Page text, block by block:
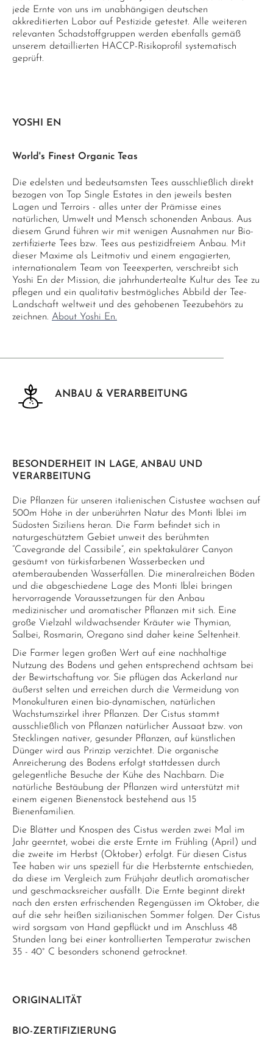
jede Ernte von uns im unabhängigen deutschen
akkreditierten Labor auf Pestizide getestet. Alle weiteren
relevanten Schadstoffgruppen werden ebenfalls gemäß
unserem detaillierten HACCP-Risikoprofil systematisch
geprüft.
YOSHI EN
World's Finest Organic Teas
Die edelsten und bedeutsamsten Tees ausschließlich direkt
bezogen von Top Single Estates in den jeweils besten
Lagen und Terroirs - alles unter der Prämisse eines
natürlichen, Umwelt und Mensch schonenden Anbaus. Aus
diesem Grund führen wir mit wenigen Ausnahmen nur Bio-
zertifizierte Tees bzw. Tees aus pestizidfreiem Anbau. Mit
dieser Maxime als Leitmotiv und einem engagierten,
internationalem Team von Teeexperten, verschreibt sich
Yoshi En der Mission, die jahrhundertealte Kultur des Tee zu
pflegen und ein qualitativ bestmögliches Abbild der Tee-
Landschaft weltweit und des gehobenen Teezubehörs zu
zeichnen. About Yoshi En.
ANBAU & VERARBEITUNG
BESONDERHEIT IN LAGE, ANBAU UND
VERARBEITUNG
Die Pflanzen für unseren italienischen Cistustee wachsen auf
500m Höhe in der unberührten Natur des Monti Iblei im
Südosten Siziliens heran. Die Farm befindet sich in
naturgeschütztem Gebiet unweit des berühmten
“Cavegrande del Cassibile”, ein spektakulärer Canyon
gesäumt von türkisfarbenen Wasserbecken und
atemberaubenden Wasserfällen. Die mineralreichen Böden
und die abgeschiedene Lage des Monti Iblei bringen
hervorragende Voraussetzungen für den Anbau
medizinischer und aromatischer Pflanzen mit sich. Eine
große Vielzahl wildwachsender Kräuter wie Thymian,
Salbei, Rosmarin, Oregano sind daher keine Seltenheit.
Die Farmer legen großen Wert auf eine nachhaltige
Nutzung des Bodens und gehen entsprechend achtsam bei
der Bewirtschaftung vor. Sie pflügen das Ackerland nur
äußerst selten und erreichen durch die Vermeidung von
Monokulturen einen bio-dynamischen, natürlichen
Wachstumszirkel ihrer Pflanzen. Der Cistus stammt
ausschließlich von Pflanzen natürlicher Aussaat bzw. von
Stecklingen nativer, gesunder Pflanzen, auf künstlichen
Dünger wird aus Prinzip verzichtet. Die organische
Anreicherung des Bodens erfolgt stattdessen durch
gelegentliche Besuche der Kühe des Nachbarn. Die
natürliche Bestäubung der Pflanzen wird unterstützt mit
einem eigenen Bienenstock bestehend aus 15
Bienenfamilien.
Die Blätter und Knospen des Cistus werden zwei Mal im
Jahr geerntet, wobei die erste Ernte im Frühling (April) und
die zweite im Herbst (Oktober) erfolgt. Für diesen Cistus
Tee haben wir uns speziell für die Herbsternte entschieden,
da diese im Vergleich zum Frühjahr deutlich aromatischer
und geschmacksreicher ausfällt. Die Ernte beginnt direkt
nach den ersten erfrischenden Regengüssen im Oktober, die
auf die sehr heißen sizilianischen Sommer folgen. Der Cistus
wird sorgsam von Hand gepflückt und im Anschluss 48
Stunden lang bei einer kontrollierten Temperatur zwischen
35 - 40° C besonders schonend getrocknet.
ORIGINALITÄT
BIO-ZERTIFIZIERUNG